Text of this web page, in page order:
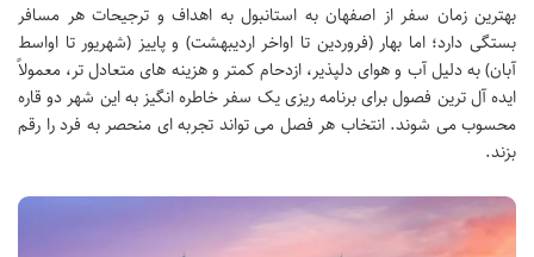
بهترین زمان سفر از اصفهان به استانبول به اهداف و ترجیحات هر مسافر
بستگی دارد؛ اما بهار (فروردین تا اواخر اردیبهشت) و پاییز (شهریور تا اواسط
آبان) به دلیل آب و هوای دلپذیر، ازدحام کمتر و هزینه های متعادل تر، معمولاً
ایده آل ترین فصول برای برنامه ریزی یک سفر خاطره انگیز به این شهر دو قاره
محسوب می شوند. انتخاب هر فصل می تواند تجربه ای منحصر به فرد را رقم
بزند.